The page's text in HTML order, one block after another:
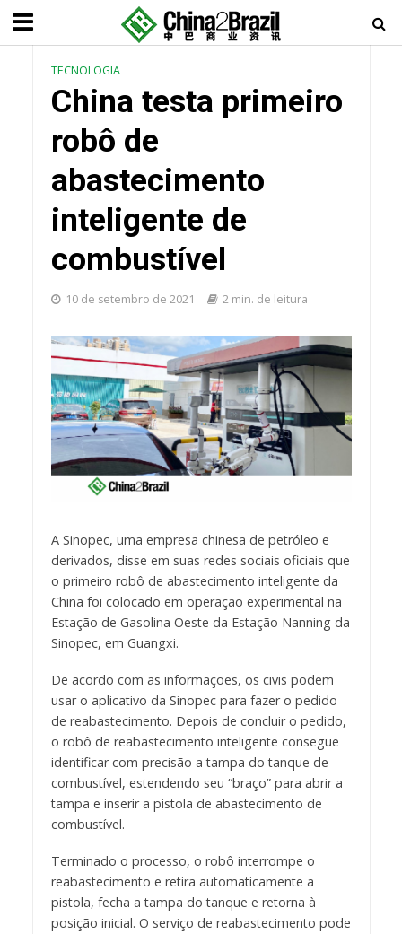
TECNOLOGIA
China testa primeiro
robô de
abastecimento
inteligente de
combustível
10 de setembro de 2021 2 min. de leitura
A Sinopec, uma empresa chinesa de petróleo e
derivados, disse em suas redes sociais oficiais que
o primeiro robô de abastecimento inteligente da
China foi colocado em operação experimental na
Estação de Gasolina Oeste da Estação Nanning da
Sinopec, em Guangxi.
De acordo com as informações, os civis podem
usar o aplicativo da Sinopec para fazer o pedido
de reabastecimento. Depois de concluir o pedido,
o robô de reabastecimento inteligente consegue
identificar com precisão a tampa do tanque de
combustível, estendendo seu “braço” para abrir a
tampa e inserir a pistola de abastecimento de
combustível.
Terminado o processo, o robô interrompe o
reabastecimento e retira automaticamente a
pistola, fecha a tampa do tanque e retorna à
posição inicial. O serviço de reabastecimento pode